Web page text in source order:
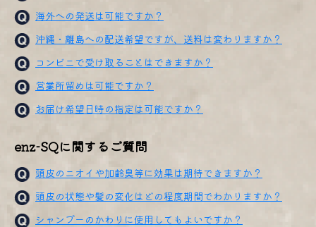
海外への発送は可能ですか？
沖縄・離島への配送希望ですが、送料は変わりますか？
コンビニで受け取ることはできますか？
営業所留めは可能ですか？
お届け希望日時の指定は可能ですか？
enz-SQに関するご質問
頭皮のニオイや加齢臭等に効果は期待できますか？
頭皮の状態や髪の変化はどの程度期間でわかりますか？
シャンプーのかわりに使用してもよいですか？